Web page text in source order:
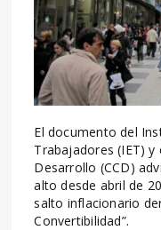
El documento del
Trabajadores (IET)
Desarrollo (CCD)
alto desde abril de
salto inflacionario
Convertibilidad”.